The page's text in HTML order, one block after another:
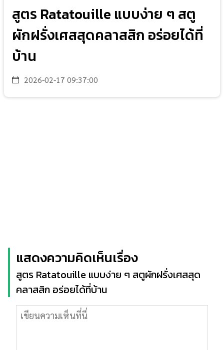
สูตร Ratatouille แบบง่าย ๆ สตู
ผักฝรั่งเศสสุดคลาสสิก อร่อยได้ที่
บ้าน
2026-02-17 09:37:00
แสดงความคิดเห็นเรื่อง
สูตร Ratatouille แบบง่าย ๆ สตูผักฝรั่งเศสสุด
คลาสสิก อร่อยได้ที่บ้าน